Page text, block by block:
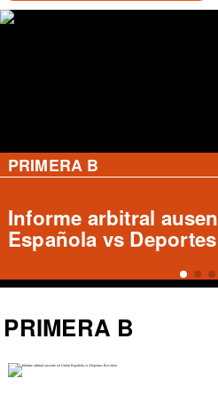
RANGERS
José Tomás Herrera
¿Qué futuro le
PRIMERA B